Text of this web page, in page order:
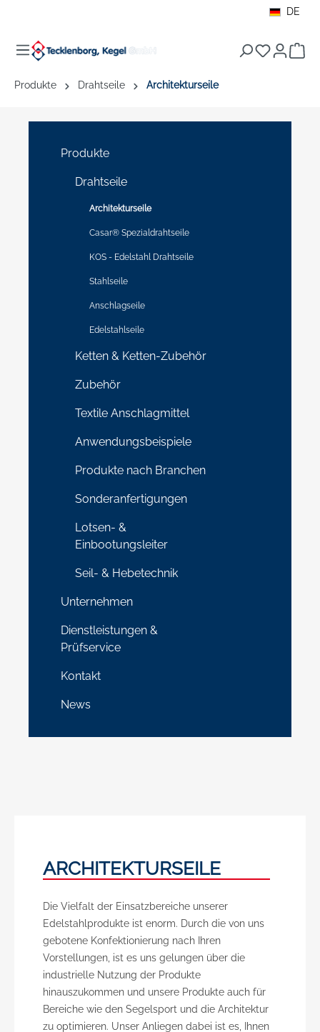
DE
Produkte Drahtseile Architekturseile
Produkte
Drahtseile
Architekturseile
Casar® Spezialdrahtseile
KOS - Edelstahl Drahtseile
Stahlseile
Anschlagseile
Edelstahlseile
Ketten & Ketten-Zubehör
Zubehör
Textile Anschlagmittel
Anwendungsbeispiele
Produkte nach Branchen
Sonderanfertigungen
Lotsen- &
Einbootungsleiter
Seil- & Hebetechnik
Unternehmen
Dienstleistungen &
Prüfservice
Kontakt
News
ARCHITEKTURSEILE
Die Vielfalt der Einsatzbereiche unserer
Edelstahlprodukte ist enorm. Durch die von uns
gebotene Konfektionierung nach Ihren
Vorstellungen, ist es uns gelungen über die
industrielle Nutzung der Produkte
hinauszukommen und unsere Produkte auch für
Bereiche wie den Segelsport und die Architektur
zu optimieren. Unser Anliegen dabei ist es, Ihnen